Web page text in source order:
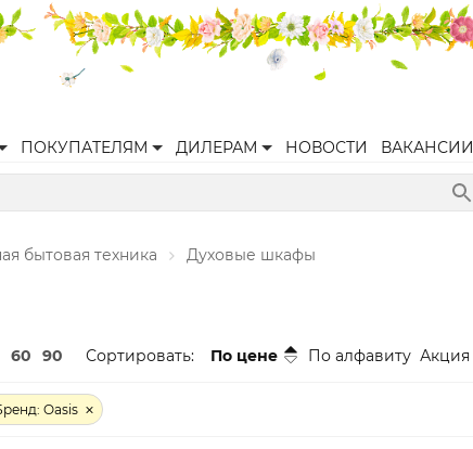
ПОКУПАТЕЛЯМ ДИЛЕРАМ НОВОСТИ ВАКАНСИИ
бытовая техника Духовые шкафы
60 90 Сортировать: По цене По алфавиту Акция
Oasis